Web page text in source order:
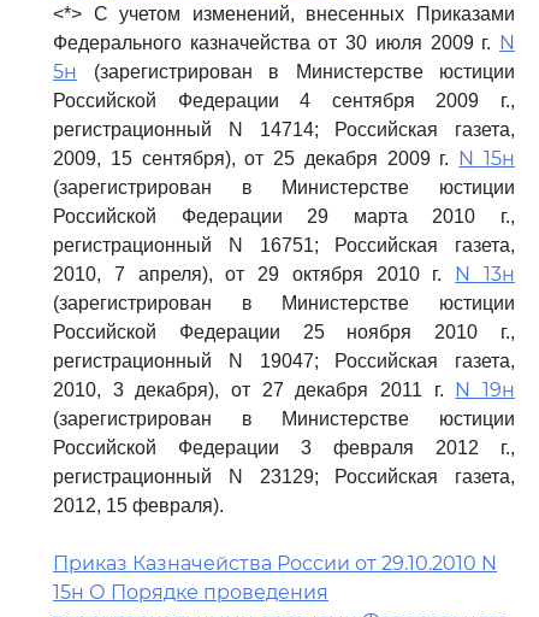
<*> С учетом изменений, внесенных Приказами
Федерального казначейства от 30 июля 2009 г. N
5н (зарегистрирован в Министерстве юстиции
Российской Федерации 4 сентября 2009 г.,
регистрационный N 14714; Российская газета,
2009, 15 сентября), от 25 декабря 2009 г. N 15н
(зарегистрирован в Министерстве юстиции
Российской Федерации 29 марта 2010 г.,
регистрационный N 16751; Российская газета,
2010, 7 апреля), от 29 октября 2010 г. N 13н
(зарегистрирован в Министерстве юстиции
Российской Федерации 25 ноября 2010 г.,
регистрационный N 19047; Российская газета,
2010, 3 декабря), от 27 декабря 2011 г. N 19н
(зарегистрирован в Министерстве юстиции
Российской Федерации 3 февраля 2012 г.,
регистрационный N 23129; Российская газета,
2012, 15 февраля).
Приказ Казначейства России от 29.10.2010 N
15н О Порядке проведения